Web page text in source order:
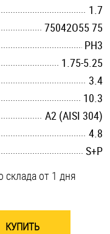
1.7
75042O55 75
PH3
1.75-5.25
3.4
10.3
А2 (AISI 304)
4.8
S+P
склада от 1 дня
КУПИТЬ